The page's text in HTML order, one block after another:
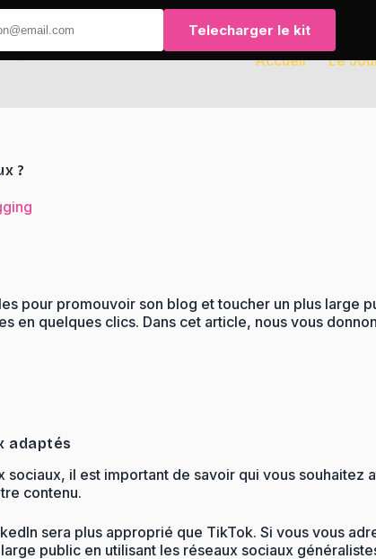
Accueil Le
?
pour promouvoir son blog et toucher un plus large
en quelques clics. Dans cet article, nous vous
adaptés
il est important de savoir qui vous
contenu.
sera plus approprié que TikTok. Si vous vous
public en utilisant les réseaux sociaux
Telecharger le kit